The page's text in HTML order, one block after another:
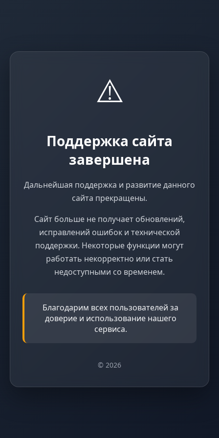
⚠️
Поддержка сайта
завершена
Дальнейшая поддержка и развитие данного
сайта прекращены.
Сайт больше не получает обновлений,
исправлений ошибок и технической
поддержки. Некоторые функции могут
работать некорректно или стать
недоступными со временем.
Благодарим всех пользователей за
доверие и использование нашего
сервиса.
© 2026